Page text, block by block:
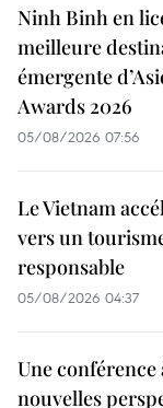
Ninh Binh en
meilleure
émergente
Awards 2026
05/08/2026 07:56
Le Vietnam
vers un
responsable
05/08/2026 04:37
Une conférence
nouvelles